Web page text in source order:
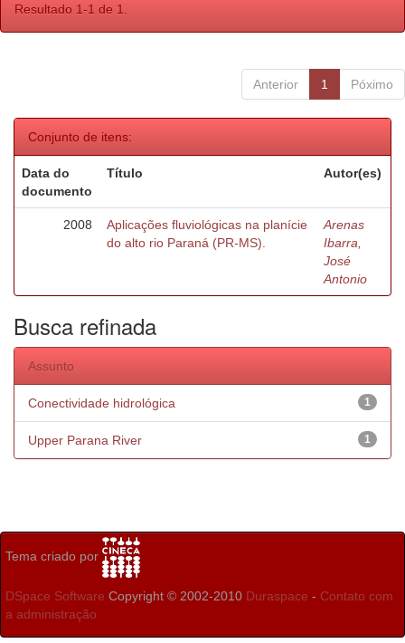
Resultado 1-1 de 1.
Anterior 1 Póximo
Conjunto de itens:
Data do
documento
Título Autor(es)
2008
Aplicações fluviológicas na planície
do alto rio Paraná (PR-MS).
Arenas
Ibarra,
José
Antonio
Busca refinada
Assunto
1
Conectividade hidrológica
1
Upper Parana River
Tema criado por
DSpace Software Copyright © 2002-2010 Duraspace - Contato com
a administração